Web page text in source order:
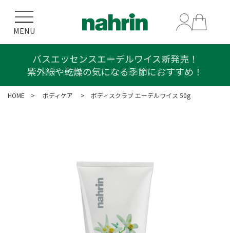
MENU
プレゼントキャンペーン！
ボディスクラブ エーデルワイス 50g
HOME > ボディケア > ボディスクラブ エーデルワイス 50g